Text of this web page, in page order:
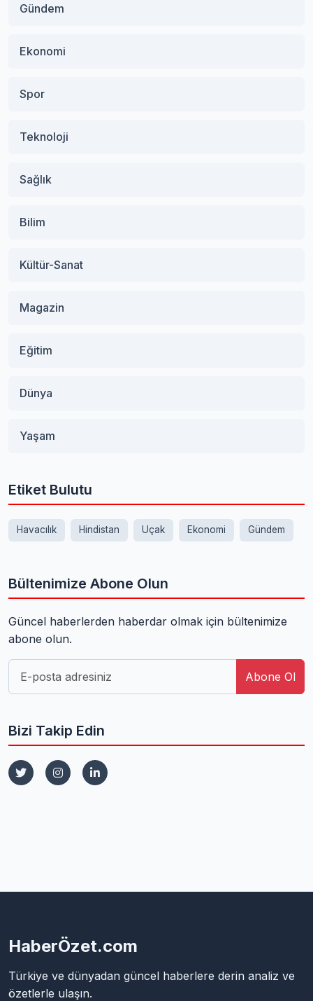
Gündem
Ekonomi
Spor
Teknoloji
Sağlık
Bilim
Kültür-Sanat
Magazin
Eğitim
Dünya
Yaşam
Etiket Bulutu
Havacılık Hindistan Uçak Ekonomi Gündem
Bültenimize Abone Olun
Güncel haberlerden haberdar olmak için bültenimize
abone olun.
Abone Ol
Bizi Takip Edin
HaberÖzet.com
Türkiye ve dünyadan güncel haberlere derin analiz ve
özetlerle ulaşın.